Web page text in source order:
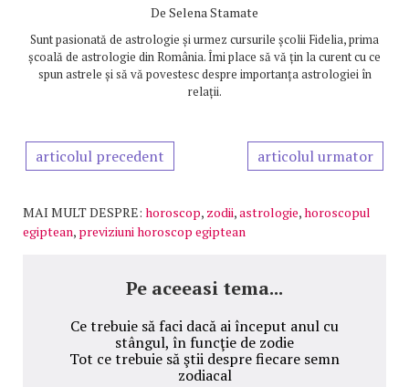
De Selena Stamate
Sunt pasionată de astrologie și urmez cursurile școlii Fidelia, prima
școală de astrologie din România. Îmi place să vă țin la curent cu ce
spun astrele și să vă povestesc despre importanța astrologiei în
relații.
articolul precedent articolul urmator
MAI MULT DESPRE: horoscop, zodii,astrologie,horoscopul
egiptean, previziuni horoscop egiptean
Pe aceeasi tema...
Ce trebuie să faci dacă ai început anul cu
stângul, în funcţie de zodie
Tot ce trebuie să ştii despre fiecare semn
zodiacal